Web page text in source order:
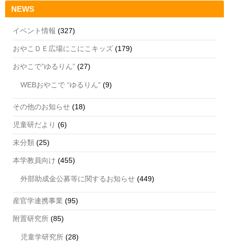
NEWS
イベント情報 (327)
おやこＤＥ広場にこにこキッズ (179)
おやこで”ゆるりん” (27)
WEBおやこで “ゆるりん” (9)
その他のお知らせ (18)
児童研だより (6)
未分類 (25)
本学教員向け (455)
外部助成金公募等に関するお知らせ (449)
産官学連携事業 (95)
附置研究所 (85)
児童学研究所 (28)